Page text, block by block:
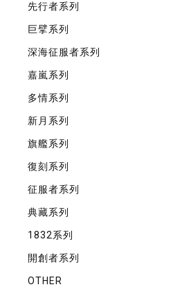
先⾏者系列
巨擘系列
深海征服者系列
嘉嵐系列
多情系列
新月系列
旗艦系列
復刻系列
征服者系列
典藏系列
1832系列
開創者系列
OTHER